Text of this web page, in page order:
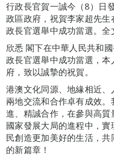
行政長官賀一誠今（8）日
政區政府，祝賀李家超先
政長官選舉中成功當選。全
欣悉 閣下在中華人民共和
政長官選舉中成功當選，
府，致以誠摯的祝賀。
港澳文化同源、地緣相近、
兩地交流和合作卓有成效
進、精誠合作，在參與高
國家發展大局的進程中，
民創造更加美好的生活，共
的新篇章！